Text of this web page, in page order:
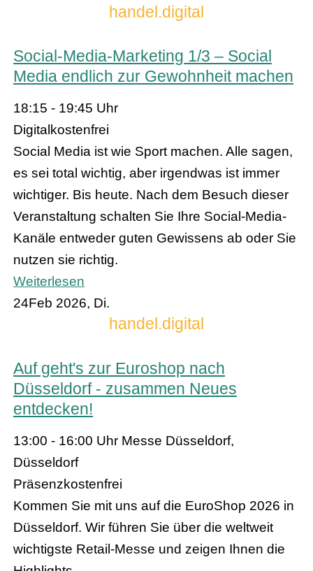
handel.digital
Social-Media-Marketing 1/3 – Social
Media endlich zur Gewohnheit machen
18:15 - 19:45 Uhr
Digital kostenfrei
Social Media ist wie Sport machen. Alle sagen,
es sei total wichtig, aber irgendwas ist immer
wichtiger. Bis heute. Nach dem Besuch dieser
Veranstaltung schalten Sie Ihre Social-Media-
Kanäle entweder guten Gewissens ab oder Sie
nutzen sie richtig.
Weiterlesen
24Feb 2026, Di.
handel.digital
Auf geht's zur Euroshop nach
Düsseldorf - zusammen Neues
entdecken!
13:00 - 16:00 Uhr Messe Düsseldorf,
Düsseldorf
Präsenzkostenfrei
Kommen Sie mit uns auf die EuroShop 2026 in
Düsseldorf. Wir führen Sie über die weltweit
wichtigste Retail-Messe und zeigen Ihnen die